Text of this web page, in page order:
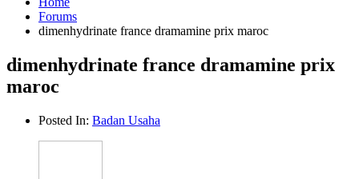
Forums
dimenhydrinate france dramamine prix maroc
dimenhydrinate france dramamine prix
maroc
Posted In: Badan Usaha